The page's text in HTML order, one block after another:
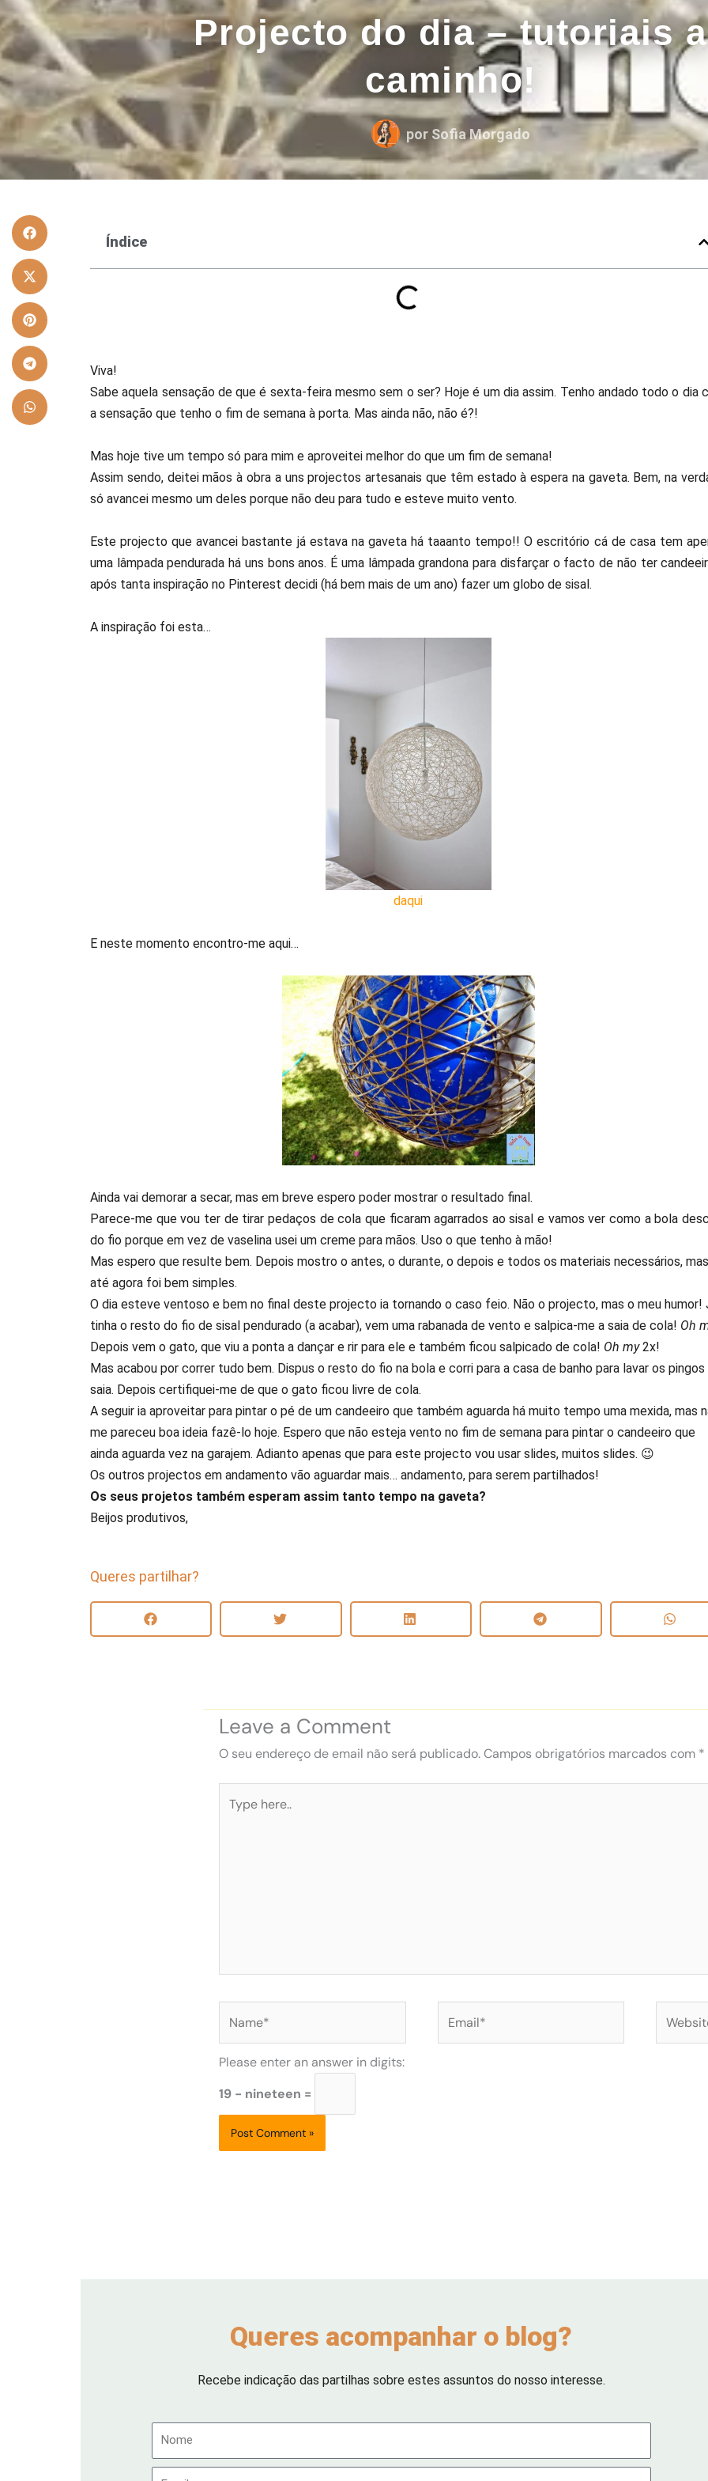
Projecto do dia – tutoriais a
caminho!
porSofia Morgado
Índice
Viva!
Sabe aquela sensação de que é sexta-feira mesmo sem o ser? Hoje é um dia assim. Tenho andado todo o dia
a sensação que tenho o fim de semana à porta. Mas ainda não, não é?!
Mas hoje tive um tempo só para mim e aproveitei melhor do que um fim de semana!
Assim sendo, deitei mãos à obra a uns projectos artesanais que têm estado à espera na gaveta. Bem, na
só avancei mesmo um deles porque não deu para tudo e esteve muito vento.
Este projecto que avancei bastante já estava na gaveta há taaanto tempo!! O escritório cá de casa tem
uma lâmpada pendurada há uns bons anos. É uma lâmpada grandona para disfarçar o facto de não ter
após tanta inspiração no Pinterest decidi (há bem mais de um ano) fazer um globo de sisal.
A inspiração foi esta…
daqui
E neste momento encontro-me aqui…
Ainda vai demorar a secar, mas em breve espero poder mostrar o resultado final.
Parece-me que vou ter de tirar pedaços de cola que ficaram agarrados ao sisal e vamos ver como a bola
do fio porque em vez de vaselina usei um creme para mãos. Uso o que tenho à mão!
Mas espero que resulte bem. Depois mostro o antes, o durante, o depois e todos os materiais necessários, mas
até agora foi bem simples.
O dia esteve ventoso e bem no final deste projecto ia tornando o caso feio. Não o projecto, mas o meu humor!
tinha o resto do fio de sisal pendurado (a acabar), vem uma rabanada de vento e salpica-me a saia de cola! Oh
Depois vem o gato, que viu a ponta a dançar e rir para ele e também ficou salpicado de cola! Oh my2x!
Mas acabou por correr tudo bem. Dispus o resto do fio na bola e corri para a casa de banho para lavar os pingos
saia. Depois certifiquei-me de que o gato ficou livre de cola.
A seguir ia aproveitar para pintar o pé de um candeeiro que também aguarda há muito tempo uma mexida, mas
me pareceu boa ideia fazê-lo hoje. Espero que não esteja vento no fim de semana para pintar o candeeiro que
ainda aguarda vez na garajem. Adianto apenas que para este projecto vou usar slides, muitos slides. 😉
Os outros projectos em andamento vão aguardar mais… andamento, para serem partilhados!
Os seus projetos também esperam assim tanto tempo na gaveta?
Beijos produtivos,
Queres partilhar?
Leave a Comment
O seu endereço de email não será publicado.Campos obrigatórios marcados com *
here..
Please enter an answer in digits:
19 − nineteen =
Queres acompanhar o blog?
Recebe indicação das partilhas sobre estes assuntos do nosso interesse.
Nome
Email